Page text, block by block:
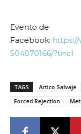
Evento de
Facebook:
504070166/?ti=cl
TAGS Artico Salvaje
Forced Rejection